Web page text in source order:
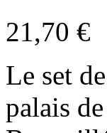
21,70 €
Le set
palais